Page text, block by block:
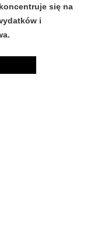
się na
i